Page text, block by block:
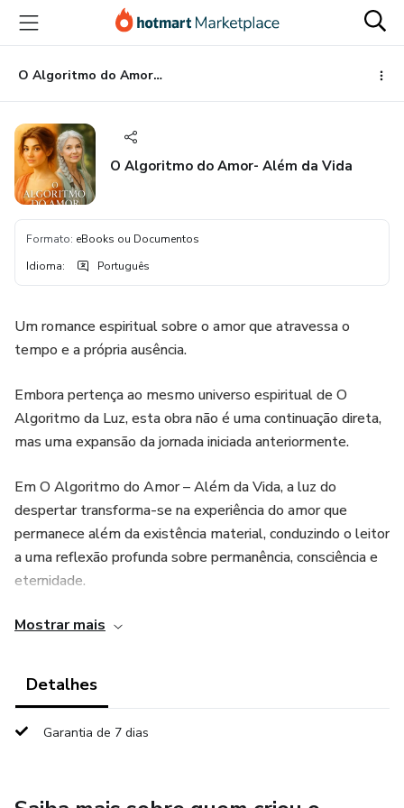
para
conteúdo
principal
para
pagamento
para
rodapé
O Algoritmo do Amor- Além da Vida
O Algoritmo do Amor- Além da Vida
Formato: eBooks ou Documentos
Idioma: Português
Um romance espiritual sobre o amor que atravessa o
tempo e a própria ausência.
Embora pertença ao mesmo universo espiritual de O
Algoritmo da Luz, esta obra não é uma continuação direta,
mas uma expansão da jornada iniciada anteriormente.
Em O Algoritmo do Amor – Além da Vida, a luz do
despertar transforma-se na experiência do amor que
permanece além da existência material, conduzindo o leitor
a uma reflexão profunda sobre permanência, consciência e
eternidade.
A história acompanha uma vida humana em suas alegrias,
Mostrar mais
Detalhes
Garantia de 7 dias